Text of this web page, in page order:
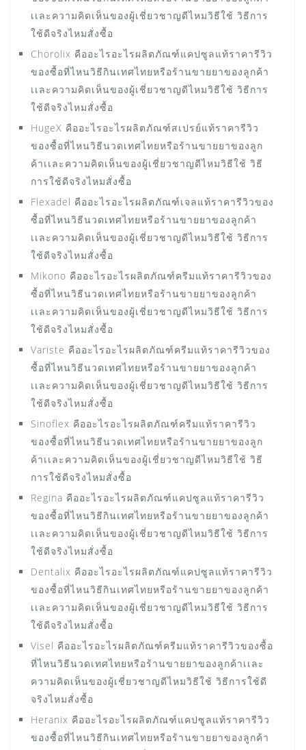
เเละความคิดเห็นของผู้เชี่ยวชาญดีไหมวิธีใช้ วิธีการ
ใช้ดีจริงไหมสั่งซื้อ
Chorolix คืออะไรอะไรผลิตภัณฑ์แคปซูลแท้ราคารีวิว
ของซื้อที่ไหนวิธีกินเทศไทยหรือร้านขายยาของลูกค้า
เเละความคิดเห็นของผู้เชี่ยวชาญดีไหมวิธีใช้ วิธีการ
ใช้ดีจริงไหมสั่งซื้อ
HugeX คืออะไรอะไรผลิตภัณฑ์สเปรย์แท้ราคารีวิว
ของซื้อที่ไหนวิธีนวดเทศไทยหรือร้านขายยาของลูก
ค้าเเละความคิดเห็นของผู้เชี่ยวชาญดีไหมวิธีใช้ วิธี
การใช้ดีจริงไหมสั่งซื้อ
Flexadel คืออะไรอะไรผลิตภัณฑ์เจลแท้ราคารีวิวของ
ซื้อที่ไหนวิธีนวดเทศไทยหรือร้านขายยาของลูกค้า
เเละความคิดเห็นของผู้เชี่ยวชาญดีไหมวิธีใช้ วิธีการ
ใช้ดีจริงไหมสั่งซื้อ
Mikono คืออะไรอะไรผลิตภัณฑ์ครีมแท้ราคารีวิวของ
ซื้อที่ไหนวิธีนวดเทศไทยหรือร้านขายยาของลูกค้า
เเละความคิดเห็นของผู้เชี่ยวชาญดีไหมวิธีใช้ วิธีการ
ใช้ดีจริงไหมสั่งซื้อ
Variste คืออะไรอะไรผลิตภัณฑ์ครีมแท้ราคารีวิวของ
ซื้อที่ไหนวิธีนวดเทศไทยหรือร้านขายยาของลูกค้า
เเละความคิดเห็นของผู้เชี่ยวชาญดีไหมวิธีใช้ วิธีการ
ใช้ดีจริงไหมสั่งซื้อ
Sinoflex คืออะไรอะไรผลิตภัณฑ์ครีมแท้ราคารีวิว
ของซื้อที่ไหนวิธีนวดเทศไทยหรือร้านขายยาของลูก
ค้าเเละความคิดเห็นของผู้เชี่ยวชาญดีไหมวิธีใช้ วิธี
การใช้ดีจริงไหมสั่งซื้อ
Regina คืออะไรอะไรผลิตภัณฑ์แคปซูลแท้ราคารีวิว
ของซื้อที่ไหนวิธีกินเทศไทยหรือร้านขายยาของลูกค้า
เเละความคิดเห็นของผู้เชี่ยวชาญดีไหมวิธีใช้ วิธีการ
ใช้ดีจริงไหมสั่งซื้อ
Dentalix คืออะไรอะไรผลิตภัณฑ์แคปซูลแท้ราคารีวิว
ของซื้อที่ไหนวิธีกินเทศไทยหรือร้านขายยาของลูกค้า
เเละความคิดเห็นของผู้เชี่ยวชาญดีไหมวิธีใช้ วิธีการ
ใช้ดีจริงไหมสั่งซื้อ
Visel คืออะไรอะไรผลิตภัณฑ์ครีมแท้ราคารีวิวของซื้อ
ที่ไหนวิธีนวดเทศไทยหรือร้านขายยาของลูกค้าเเละ
ความคิดเห็นของผู้เชี่ยวชาญดีไหมวิธีใช้ วิธีการใช้ดี
จริงไหมสั่งซื้อ
Heranix คืออะไรอะไรผลิตภัณฑ์แคปซูลแท้ราคารีวิว
ของซื้อที่ไหนวิธีกินเทศไทยหรือร้านขายยาของลูกค้า